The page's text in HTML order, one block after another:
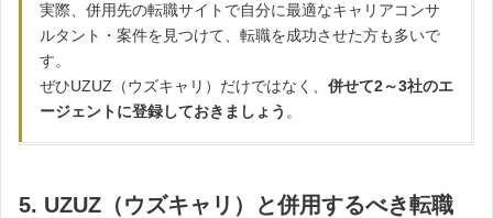
実際、併用先の転職サイトで自分に最適なキャリアコンサ
ルタント・案件を見つけて、転職を成功させた方も多いで
す。
ぜひUZUZ（ウズキャリ）だけではなく、 併せて2～3社のエ
ージェントに登録しておきましょう 。
5. UZUZ（ウズキャリ）と併用するべき転職